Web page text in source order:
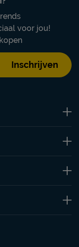
voor jou!
Inschrijven